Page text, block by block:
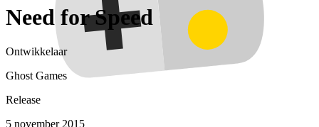
Need for Speed
Ontwikkelaar
Ghost Games
Release
5 november 2015